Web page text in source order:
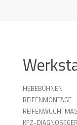
HEBEBÜHNEN
REIFENMONTAGE
KFZ-